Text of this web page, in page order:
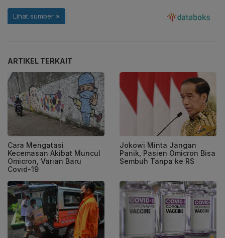
ARTIKEL TERKAIT
Cara Mengatasi
Kecemasan Akibat Muncul
Omicron, Varian Baru
Covid-19
Jokowi Minta Jangan
Panik, Pasien Omicron Bisa
Sembuh Tanpa ke RS